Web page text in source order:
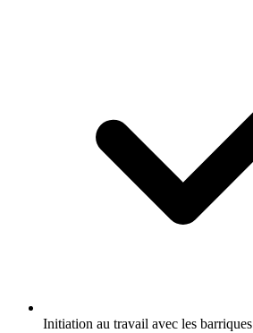
Initiation au travail avec les barriques